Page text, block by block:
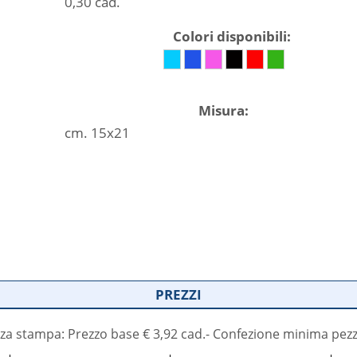
Colori disponibili:
Misura:
cm. 15x21
PREZZI
stampa: Prezzo base € 3,92 cad.- Confezione minima